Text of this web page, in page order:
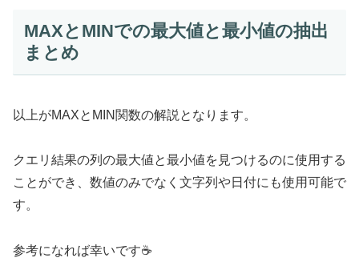
MAXとMINでの最大値と最小値の抽出
まとめ
以上がMAXとMIN関数の解説となります。
クエリ結果の列の最大値と最小値を見つけるのに使用する
ことができ、数値のみでなく文字列や日付にも使用可能で
す。
参考になれば幸いです☕